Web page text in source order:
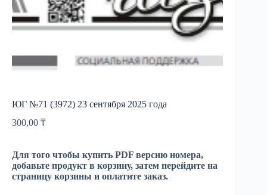
ЮГ №71 (3972) 23 сентября 2025 года
300,00 ₸
Для того чтобы купить PDF версию номера,
добавьте продукт в корзину, затем перейдите на
страницу корзины и оплатите заказ.